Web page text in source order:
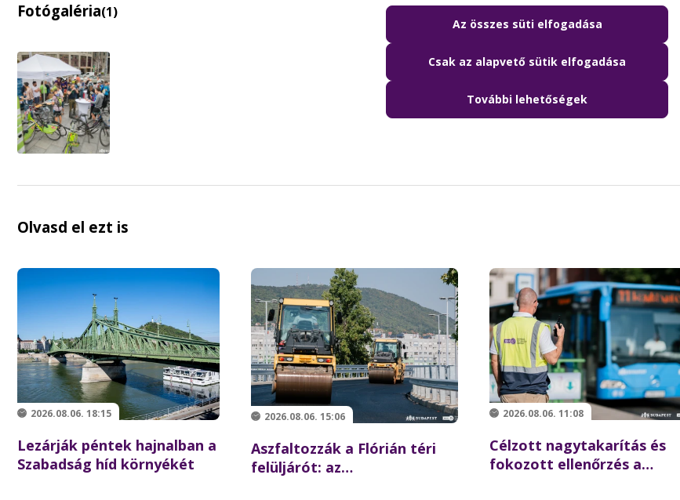
Fotógaléria(1)
Olvasd el ezt is
2026.08.06. 18:15
Lezárják péntek hajnalban a
Szabadság híd környékét
2026.08.06. 15:06
Aszfaltozzák a Flórián téri
felüljárót: az
2026.08.06. 11:08
Célzott nagytakarítás és
fokozott ellenőrzés a
Az összes süti elfogadása
Csak az alapvető sütik elfogadása
További lehetőségek